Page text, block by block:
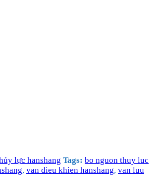
lực hanshang Tags: bo nguon thuy luc
, van dieu khien hanshang, van luu